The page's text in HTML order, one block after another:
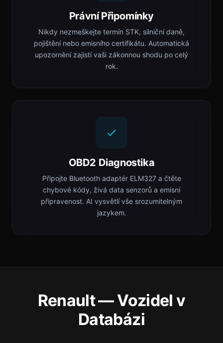
Právní Připomínky
Nikdy nezmeškejte termín STK, silniční daně,
pojištění nebo emisního certifikátu. Automatická
upozornění zajistí vaši zákonnou shodu po celý
rok.
OBD2 Diagnostika
Připojte Bluetooth adaptér ELM327 a čtěte
chybové kódy, živá data senzorů a emisní
připravenost. AI vysvětlí vše srozumitelným
jazykem.
Renault — Vozidel v
Databázi